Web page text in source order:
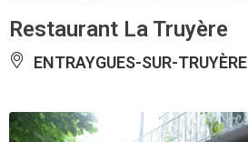
Restaurant La Truyère
ENTRAYGUES-SUR-TRUYÈRE